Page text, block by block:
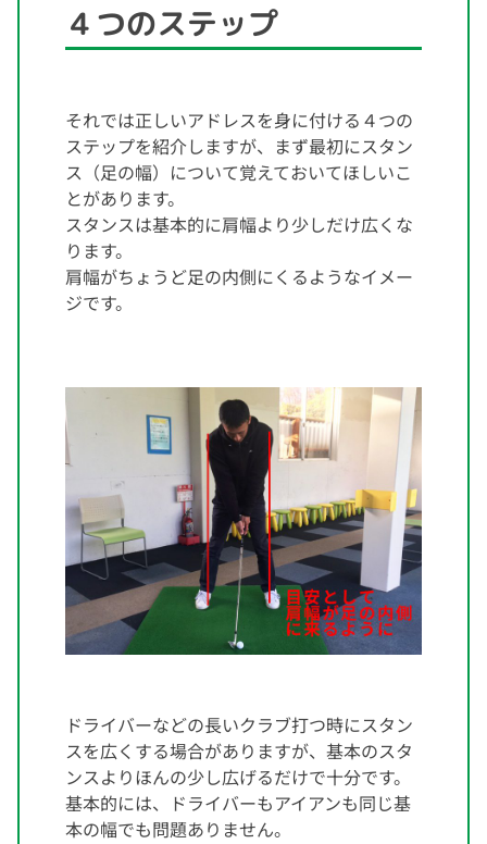
４つのステップ
それでは正しいアドレスを身に付ける４つの
ステップを紹介しますが、まず最初にスタン
ス（足の幅）について覚えておいてほしいこ
とがあります。
スタンスは基本的に肩幅より少しだけ広くな
ります。
肩幅がちょうど足の内側にくるようなイメー
ジです。
ドライバーなどの長いクラブ打つ時にスタン
スを広くする場合がありますが、基本のスタ
ンスよりほんの少し広げるだけで十分です。
基本的には、ドライバーもアイアンも同じ基
本の幅でも問題ありません。